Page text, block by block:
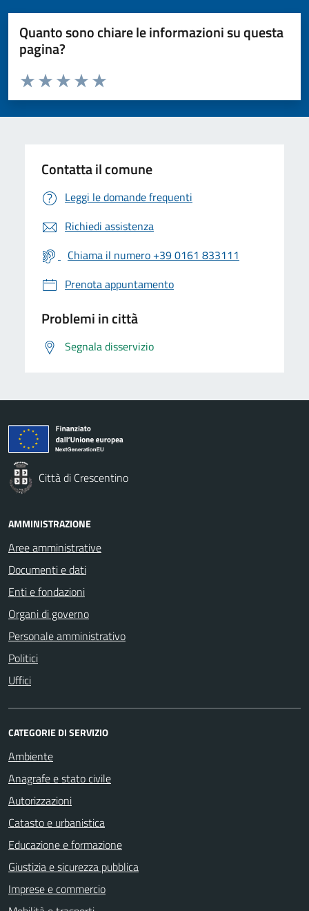
Quanto sono chiare le informazioni su questa
pagina?
Valuta da 1 a 5 stelle la pagina
Valuta 5 stelle su 5
Valuta 4 stelle su 5
Valuta 3 stelle su 5
Valuta 2 stelle su 5
Valuta 1 stelle su 5
Contatta il comune
Leggi le domande frequenti
Richiedi assistenza
Chiama il numero +39 0161 833111
Prenota appuntamento
Problemi in città
Segnala disservizio
Città di Crescentino
AMMINISTRAZIONE
Aree amministrative
Documenti e dati
Enti e fondazioni
Organi di governo
Personale amministrativo
Politici
Uffici
CATEGORIE DI SERVIZIO
Ambiente
Anagrafe e stato civile
Autorizzazioni
Catasto e urbanistica
Educazione e formazione
Giustizia e sicurezza pubblica
Imprese e commercio